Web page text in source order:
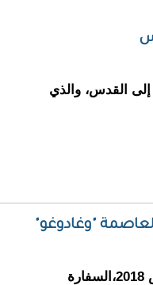
إلى القدس، والذي
"وغادوغو"
ضرب مهاجمون مسلحون صباح اليوم الجمعة 2 مارس 2018،السفارة